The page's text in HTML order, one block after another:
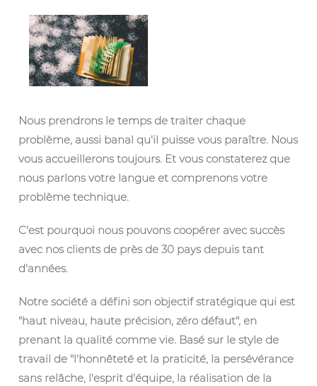
Nous prendrons le temps de traiter chaque
problème, aussi banal qu'il puisse vous paraître. Nous
vous accueillerons toujours. Et vous constaterez que
nous parlons votre langue et comprenons votre
problème technique.
C'est pourquoi nous pouvons coopérer avec succès
avec nos clients de près de 30 pays depuis tant
d'années.
Notre société a défini son objectif stratégique qui est
"haut niveau, haute précision, zéro défaut", en
prenant la qualité comme vie. Basé sur le style de
travail de "l'honnêteté et la praticité, la persévérance
sans relâche, l'esprit d'équipe, la réalisation de la